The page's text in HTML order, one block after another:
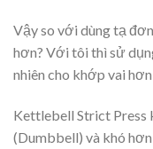
Vậy so với dùng tạ
hơn? Với tôi thì sử
nhiên cho khớp vai
Kettlebell Strict Press
(Dumbbell) và khó